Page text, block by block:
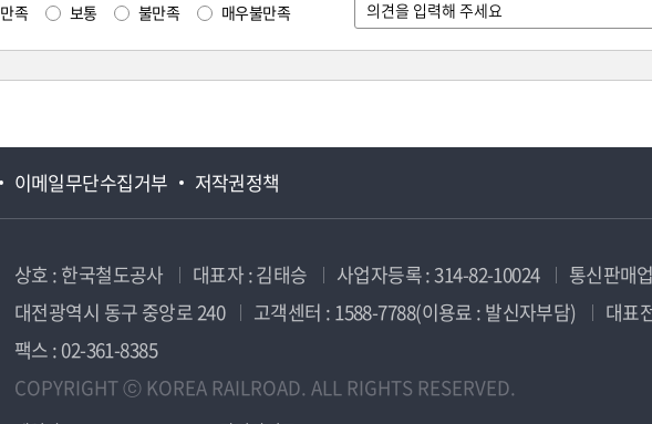
만족 보통 불만족 매우불만족
이메일무단수집거부 저작권정책
상호 : 한국철도공사 대표자 : 김태승 사업자등록 : 314-82-10024
통신판매
대전광역시 동구 중앙로 240
고객센터 : 1588-7788(이용료 : 발신자부담)
대표
팩스 : 02-361-8385
COPYRIGHT ⓒ KOREA RAILROAD. ALL RIGHTS RESERVED.